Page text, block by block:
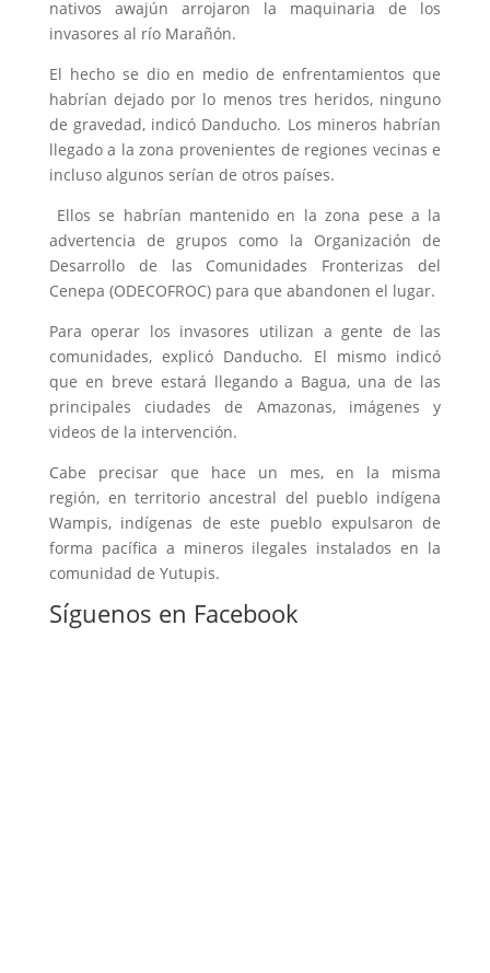
nativos awajún arrojaron la maquinaria de los
invasores al río Marañón.
El hecho se dio en medio de enfrentamientos que
habrían dejado por lo menos tres heridos, ninguno
de gravedad, indicó Danducho. Los mineros habrían
llegado a la zona provenientes de regiones vecinas e
incluso algunos serían de otros países.
Ellos se habrían mantenido en la zona pese a la
advertencia de grupos como la Organización de
Desarrollo de las Comunidades Fronterizas del
Cenepa (ODECOFROC) para que abandonen el lugar.
Para operar los invasores utilizan a gente de las
comunidades, explicó Danducho. El mismo indicó
que en breve estará llegando a Bagua, una de las
principales ciudades de Amazonas, imágenes y
videos de la intervención.
Cabe precisar que hace un mes,en la misma
región, en territorio ancestral del pueblo indígena
Wampis, indígenas de este pueblo expulsaronde
forma pacífica a mineros ilegales instalados en la
comunidad de Yutupis.
Síguenos en Facebook